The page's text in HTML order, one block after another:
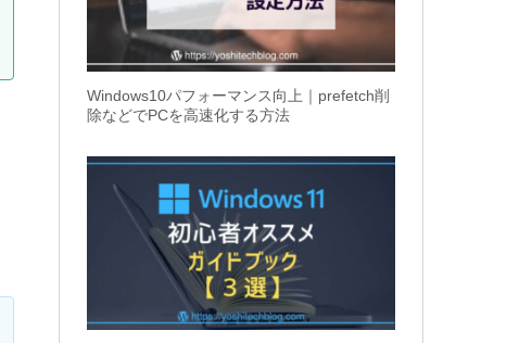
Windows10パフォーマンス向上｜prefetch削
除などでPCを高速化する方法